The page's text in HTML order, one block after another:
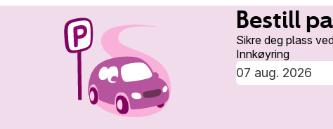
Bestill
Sikre deg plass
Innkøyring